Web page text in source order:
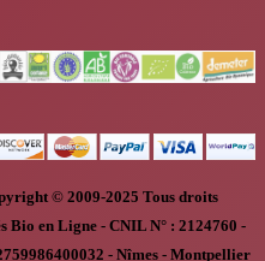
© 2009-2025 Tous droits
Bio en Ligne - CNIL N° : 2124760 -
- Nîmes - Montpellier